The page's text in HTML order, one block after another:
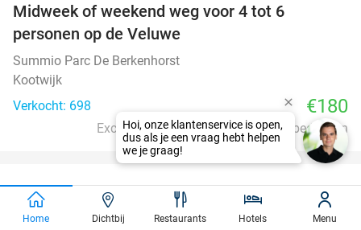
Midweek of weekend weg voor 4 tot 6
personen op de Veluwe
Summio Parc De Berkenhorst
Kootwijk
Verkocht: 698
€180
Excl. ca. €3,35 p.p.p.n. en €14 p.p. bedlinnen
25%
favorite_border
Entree Walibi Holland
Walibi Holland 9.3star
Home Dichtbij Restaurants Hotels Menu